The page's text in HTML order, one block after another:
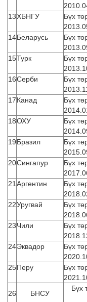
13ХБНГУ Бүх
14Беларусь Бүх
15Турк Бүх
16Серби Бүх
17Канад Бүх
18ОХУ Бүх
19Бразил Бүх
20Сингапур Бүх
21 Аргентин Бүх
22Уругвай Бүх
23Чили Бүх
24Эквадор Бүх
25Перу Бүх
26
БНСУ
Бүх